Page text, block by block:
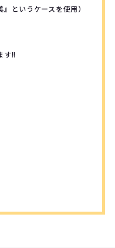
というケースを使用）
す!!